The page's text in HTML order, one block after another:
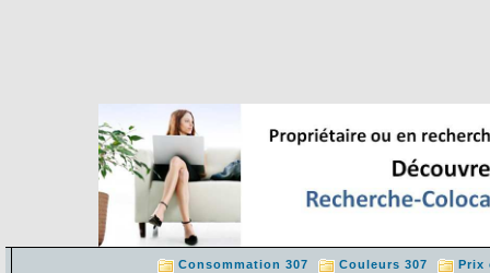
Consommation 307 Couleurs 307 Prix